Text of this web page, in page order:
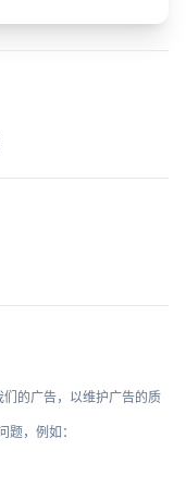
的广告，以维护广告的质
题，例如：